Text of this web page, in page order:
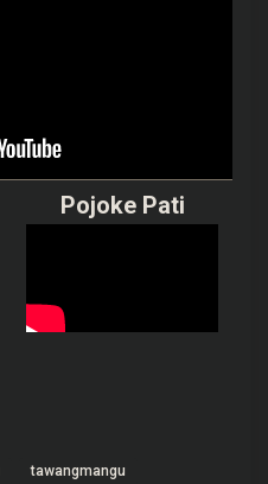
Pojoke Pati
tawangmangu